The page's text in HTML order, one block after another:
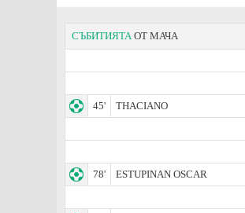
СЪБИТИЯТАОТ МАЧА
45'
THACIANO
78'
ESTUPINAN OSCAR